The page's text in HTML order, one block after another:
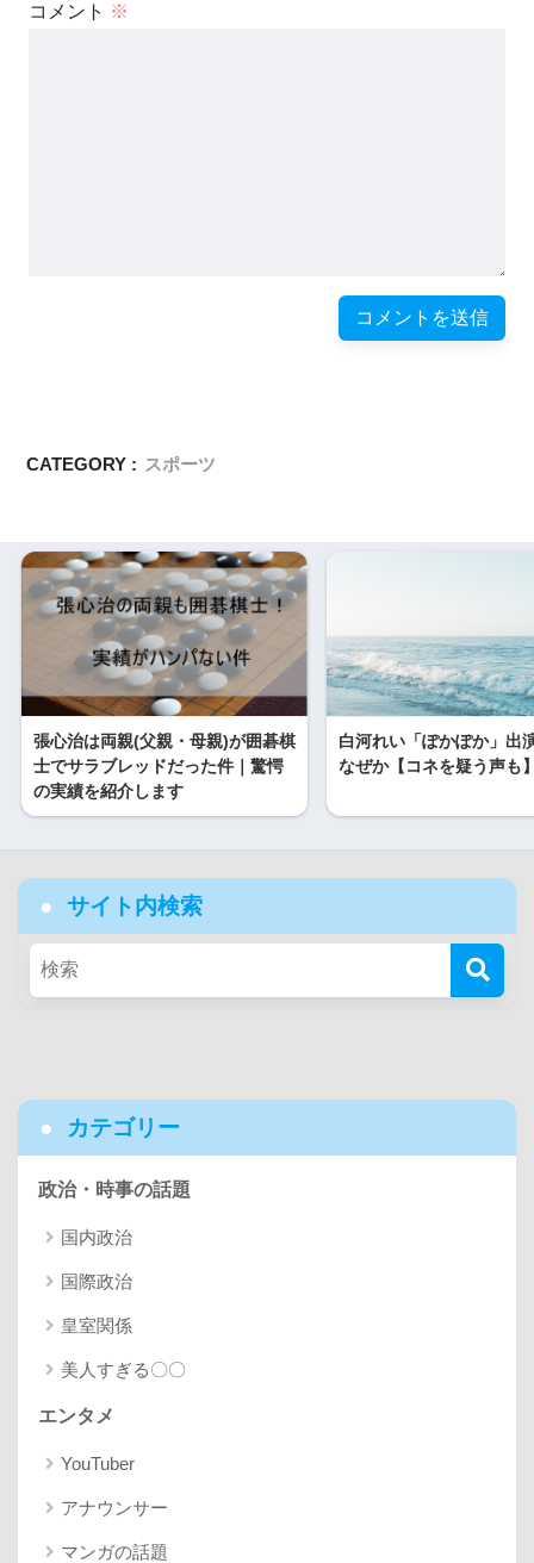
コメント ※
CATEGORY : スポーツ
張心治は両親(父親・母親)が囲碁棋
士でサラブレッドだった件｜驚愕
の実績を紹介します
白河れい「ぽかぽか」出
なぜか【コネを疑う声も
サイト内検索
カテゴリー
政治・時事の話題
国内政治
国際政治
皇室関係
美人すぎる〇〇
エンタメ
YouTuber
アナウンサー
マンガの話題